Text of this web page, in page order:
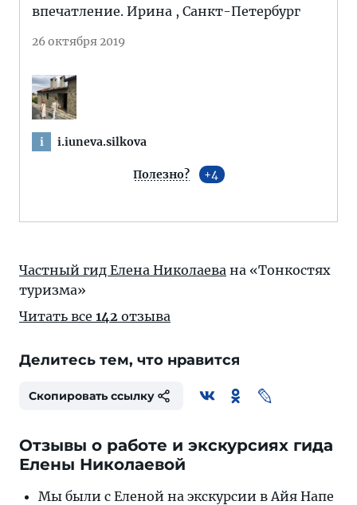
впечатление. Ирина , Санкт-Петербург
26 октября 2019
i i.iuneva.silkova
Полезно? 4
Частный гид Елена Николаева на «Тонкостях
туризма»
Читать все 142 отзыва
Делитесь тем, что нравится
Скопировать ссылку
Отзывы о работе и экскурсиях гида
Елены Николаевой
Мы были с Еленой на экскурсии в Айя Напе